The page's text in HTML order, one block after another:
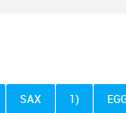
SAX 1)